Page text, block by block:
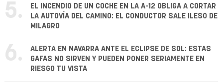
5.
EL INCENDIO DE UN COCHE EN LA A-12 OBLIGA A CORTAR
LA AUTOVÍA DEL CAMINO: EL CONDUCTOR SALE ILESO DE
MILAGRO
6.
ALERTA EN NAVARRA ANTE EL ECLIPSE DE SOL: ESTAS
GAFAS NO SIRVEN Y PUEDEN PONER SERIAMENTE EN
RIESGO TU VISTA